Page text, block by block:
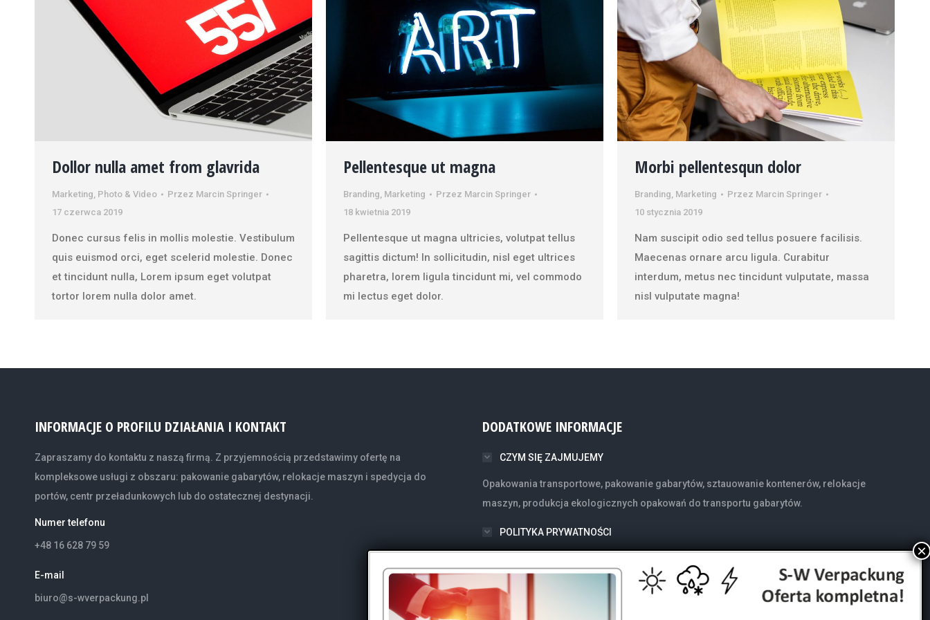
Dollor nulla amet from glavrida
Marketing, Photo & Video Przez Marcin Springer
17 czerwca 2019
Donec cursus felis in mollis molestie. Vestibulum
quis euismod orci, eget scelerid molestie. Donec
et tincidunt nulla, Lorem ipsum eget volutpat
tortor lorem nulla dolor amet.
Pellentesque ut magna
Branding, Marketing Przez Marcin Springer
18 kwietnia 2019
Pellentesque ut magna ultricies, volutpat tellus
sagittis dictum! In sollicitudin, nisl eget ultrices
pharetra, lorem ligula tincidunt mi, vel commodo
mi lectus eget dolor.
Morbi pellentesqun dolor
Branding, Marketing Przez Marcin Springer
10 stycznia 2019
Nam suscipit odio sed tellus posuere facilisis.
Maecenas ornare arcu ligula. Curabitur
interdum, metus nec tincidunt vulputate, massa
nisl vulputate magna!
INFORMACJE O PROFILU DZIAŁANIA I KONTAKT
Zapraszamy do kontaktu z naszą firmą. Z przyjemnością przedstawimy ofertę na
kompleksowe usługi z obszaru: pakowanie gabarytów, relokacje maszyn i spedycja do
portów, centr przeładunkowych lub do ostatecznej destynacji.
Numer telefonu
+48 16 628 79 59
E-mail
biuro@s-wverpackung.pl
DODATKOWE INFORMACJE
CZYM SIĘ ZAJMUJEMY
Opakowania transportowe, pakowanie gabarytów, sztauowanie kontenerów, relokacje
maszyn, produkcja ekologicznych opakowań do transportu gabarytów.
POLITYKA PRYWATNOŚCI